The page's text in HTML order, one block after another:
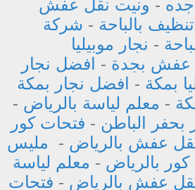
- ونيت نقل عفش
بالباحة - شركة
- نجار موبيليا
عفش بجدة - افضل نجار
بمكة - افضل نجار بمكة
- معلم لياسة بالرياض -
بحفر الباطن - فتحات كور
عفش بالرياض - مليس
بالرياض - معلم لياسة
عفش بالرياض - فتحات